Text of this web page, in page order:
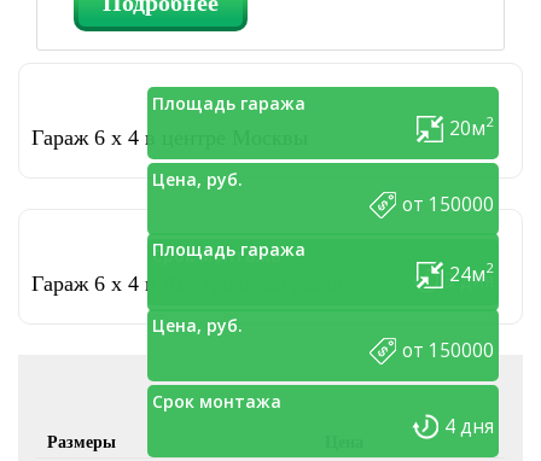
Гараж 6 x 4 в центре Москвы
Площадь гаража
20м2
Цена, руб.
от 150000
Срок монтажа
3 дня
Гараж 6 x 4 в Дмитровском районе
Площадь гаража
24м2
Цена, руб.
от 150000
Срок монтажа
4 дня
Размеры